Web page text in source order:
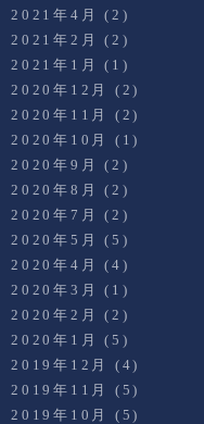
2021年4月
(2)
2021年2月
(2)
2021年1月
(1)
2020年12月
(2)
2020年11月
(2)
2020年10月
(1)
2020年9月
(2)
2020年8月
(2)
2020年7月
(2)
2020年5月
(5)
2020年4月
(4)
2020年3月
(1)
2020年2月
(2)
2020年1月
(5)
2019年12月
(4)
2019年11月
(5)
2019年10月
(5)